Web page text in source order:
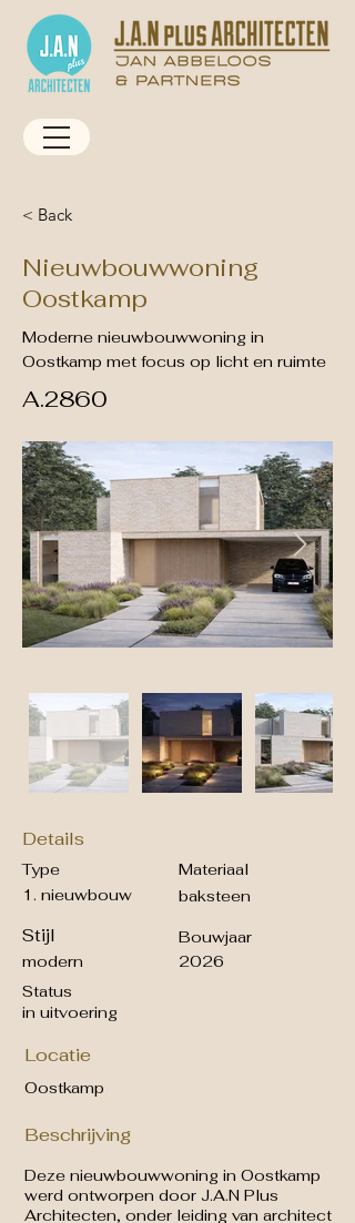
< Back
Nieuwbouwwoning
Oostkamp
Moderne nieuwbouwwoning in
Oostkamp met focus op licht en ruimte
A.2860
Details
Type
1. nieuwbouw
Stijl
modern
Materiaal
baksteen
Bouwjaar
2026
Status
in uitvoering
Locatie
Oostkamp
Beschrijving
Deze nieuwbouwwoning in Oostkamp
werd ontworpen door J.A.N Plus
Architecten, onder leiding van architect